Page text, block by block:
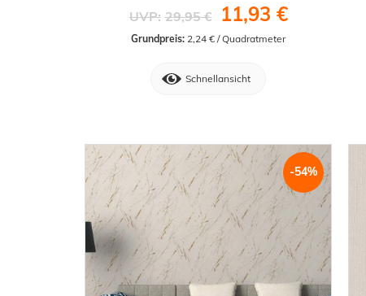
UVP: 29,95 € 11,93 €
Grundpreis: 2,24 € / Quadratmeter
Schnellansicht
-54%